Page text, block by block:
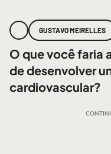
GUSTAVO MEIRELLES
O que você faria
de desenvolver
cardiovascular?